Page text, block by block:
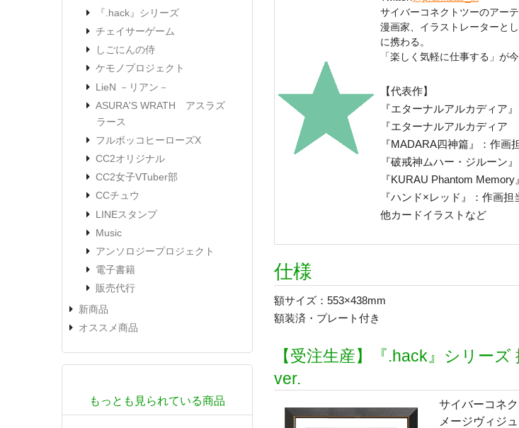
サイバーコネクトツーのアーテ
漫画家、イラストレーターと
に携わる。
「楽しく気軽に仕事する」が今
【代表作】
『エターナルアルカディア
『エターナルアルカディア
『MADARA四神篇』：作画
『破戒神ムハー・ジルーン
『KURAU Phantom Memory
『ハンド×レッド』：作画担
他カードイラストなど
仕様
額サイズ：553×438mm
額装済・プレート付き
【受注生産】『.hack』シリー
ver.
サイバーコネ
メージヴィジ
『.hack』シリーズ
チェイサーゲーム
しごにんの侍
ケモノプロジェクト
LieN －リアン－
ASURA'S WRATH アスラズ
ラース
フルボッコヒーローズX
CC2オリジナル
CC2女子VTuber部
CCチュウ
LINEスタンプ
Music
アンソロジープロジェクト
電子書籍
販売代行
新商品
オススメ商品
もっとも見られている商品